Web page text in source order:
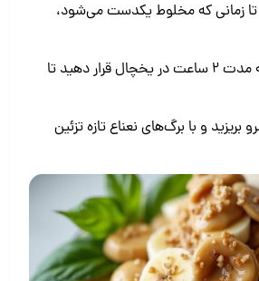
تا زمانی که مخلوط یکدست می‌شود،
2. مخلوط را حداقل به مدت ۲ ساعت در یخچال قرار دهید تا
بریزید و با برگ‌های نعناع تازه تزئین